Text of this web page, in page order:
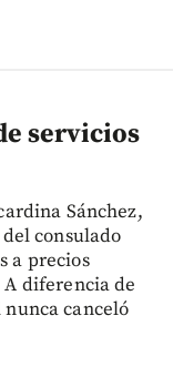
servicios
Sánchez,
consulado
a precios
diferencia de
canceló